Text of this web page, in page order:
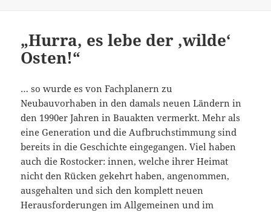
„Hurra, es lebe der ‚wilde‘
Osten!“
… so wurde es von Fachplanern zu
Neubauvorhaben in den damals neuen Ländern in
den 1990er Jahren in Bauakten vermerkt. Mehr als
eine Generation und die Aufbruchstimmung sind
bereits in die Geschichte eingegangen. Viel haben
auch die Rostocker: innen, welche ihrer Heimat
nicht den Rücken gekehrt haben, angenommen,
ausgehalten und sich den komplett neuen
Herausforderungen im Allgemeinen und im